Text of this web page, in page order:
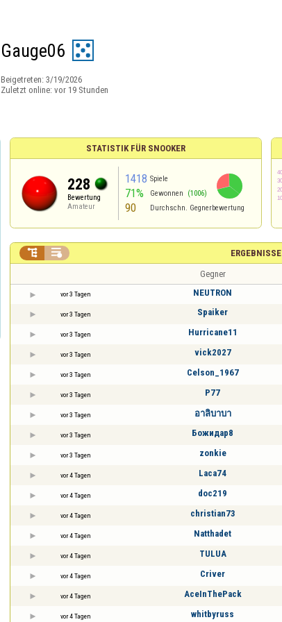
Gauge06
Beigetreten: 3/19/2026
Zuletzt online: vor 19 Stunden
STATISTIK FÜR SNOOKER
228
Bewertung
Amateur
1418 Spiele
71% Gewonnen (1006)
90 Durchschn. Gegnerbewertung
ERGEBNISSE
 
Gegner
vor 3 Tagen NEUTRON
vor 3 Tagen Spaiker
vor 3 Tagen Hurricane11
vor 3 Tagen vick2027
vor 3 Tagen Celson_1967
vor 3 Tagen P77
vor 3 Tagen อาลิบาบา
vor 3 Tagen Божидар8
vor 3 Tagen zonkie
vor 4 Tagen Laca74
vor 4 Tagen doc219
vor 4 Tagen christian73
vor 4 Tagen Natthadet
vor 4 Tagen TULUA
vor 4 Tagen Criver
vor 4 Tagen AceInThePack
vor 4 Tagen whitbyruss